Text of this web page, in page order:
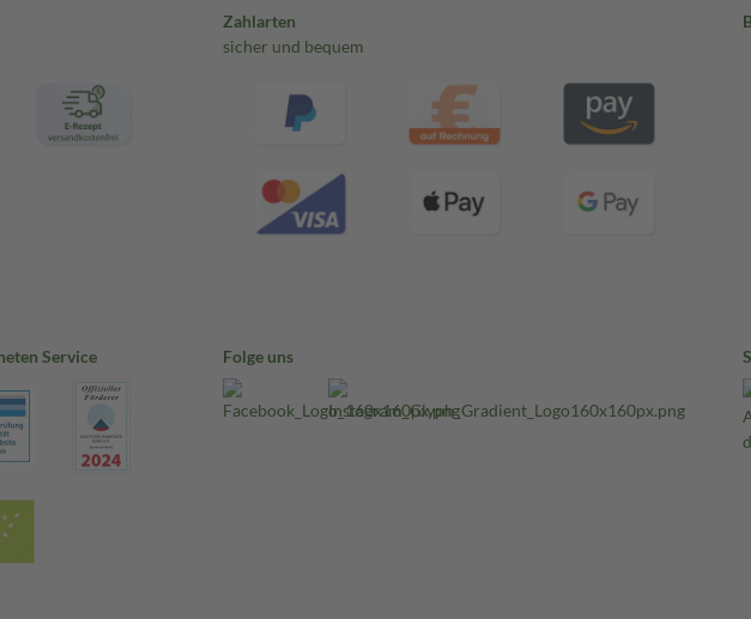
Zahlarten
sicher und bequem
Service Folge uns